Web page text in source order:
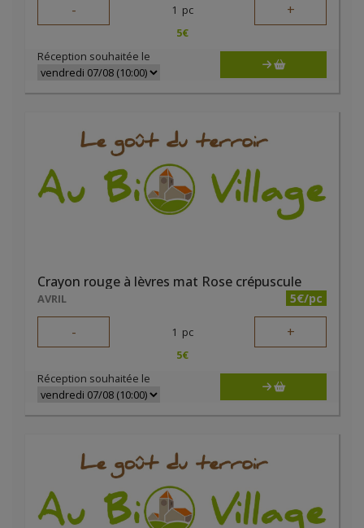
- 1 pc +
5€
Réception souhaitée le
Crayon rouge à lèvres mat Rose crépuscule
AVRIL 5€/pc
- 1 pc +
5€
Réception souhaitée le